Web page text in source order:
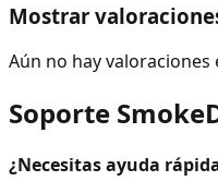
Mostrar
Aún no hay valoraciones
Soporte
¿Necesitas ayuda